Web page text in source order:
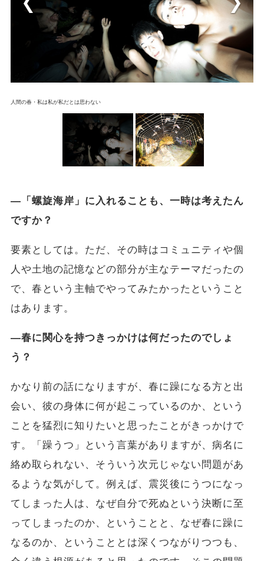
人間の春・私は私が私だとは思わない
―「螺旋海岸」に入れることも、一時は考えたん
ですか？
要素としては。ただ、その時はコミュニティや個
人や土地の記憶などの部分が主なテーマだったの
で、春という主軸でやってみたかったということ
はあります。
―春に関心を持つきっかけは何だったのでしょ
う？
かなり前の話になりますが、春に躁になる方と出
会い、彼の身体に何が起こっているのか、という
ことを猛烈に知りたいと思ったことがきっかけで
す。「躁うつ」という言葉がありますが、病名に
絡め取られない、そういう次元じゃない問題があ
るような気がして。例えば、震災後にうつになっ
てしまった人は、なぜ自分で死ぬという決断に至
ってしまったのか、ということと、なぜ春に躁に
なるのか、ということとは深くつながりつつも、